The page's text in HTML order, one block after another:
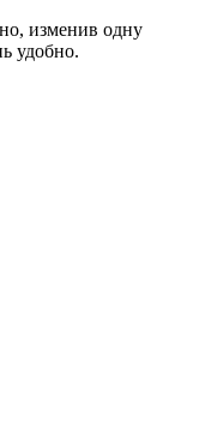
изменив одну
удобно.